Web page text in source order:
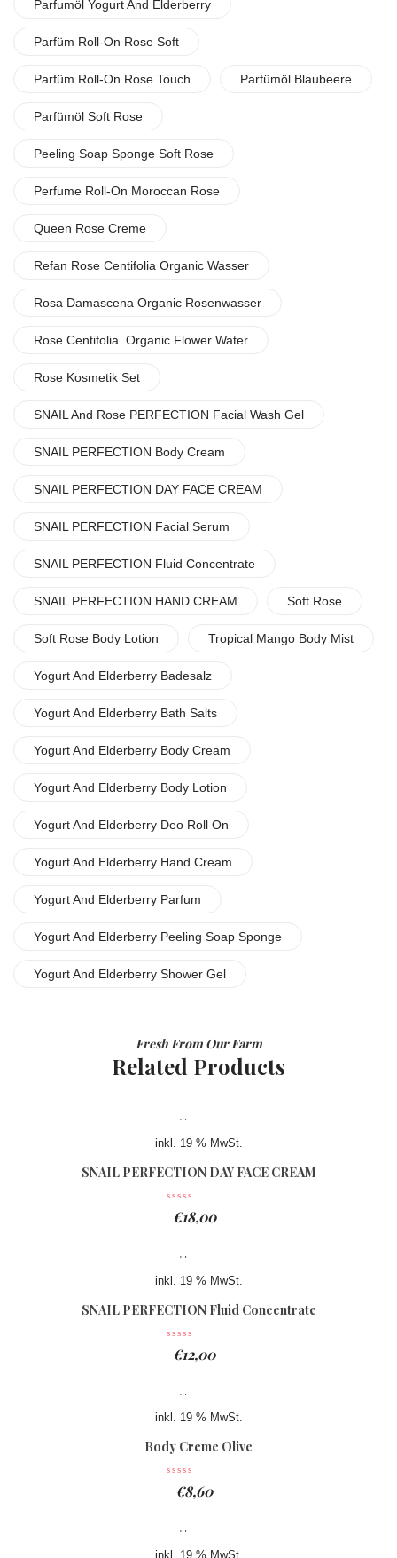
Parfumöl Yogurt And Elderberry
Parfüm Roll-On Rose Soft
Parfüm Roll-On Rose Touch Parfümöl Blaubeere
Parfümöl Soft Rose
Peeling Soap Sponge Soft Rose
Perfume Roll-On Moroccan Rose
Queen Rose Creme
Refan Rose Centifolia Organic Wasser
Rosa Damascena Organic Rosenwasser
Rose Centifolia Organic Flower Water
Rose Kosmetik Set
SNAIL And Rose PERFECTION Facial Wash Gel
SNAIL PERFECTION Body Cream
SNAIL PERFECTION DAY FACE CREAM
SNAIL PERFECTION Facial Serum
SNAIL PERFECTION Fluid Concentrate
SNAIL PERFECTION HAND CREAM Soft Rose
Soft Rose Body Lotion Tropical Mango Body Mist
Yogurt And Elderberry Badesalz
Yogurt And Elderberry Bath Salts
Yogurt And Elderberry Body Cream
Yogurt And Elderberry Body Lotion
Yogurt And Elderberry Deo Roll On
Yogurt And Elderberry Hand Cream
Yogurt And Elderberry Parfum
Yogurt And Elderberry Peeling Soap Sponge
Yogurt And Elderberry Shower Gel
Related Products
Fresh From Our Farm
inkl. 19 % MwSt.
SNAIL PERFECTION DAY FACE CREAM
€18,00
inkl. 19 % MwSt.
SNAIL PERFECTION Fluid Concentrate
€12,00
inkl. 19 % MwSt.
Body Creme Olive
€8,60
inkl. 19 % MwSt.